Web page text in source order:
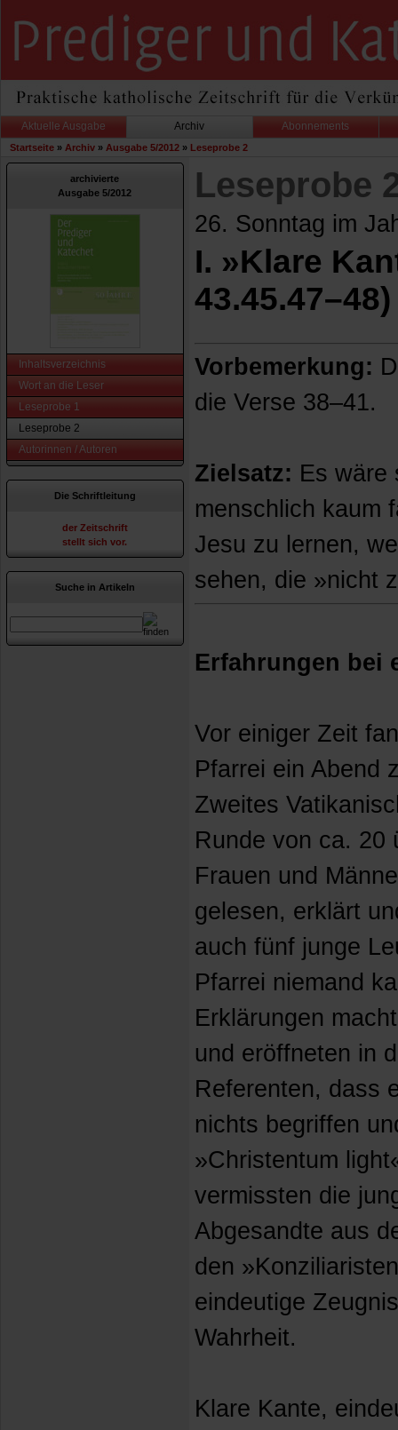
Aktuelle Ausgabe Archiv Abonnements
Startseite » Archiv » Ausgabe 5/2012 » Leseprobe 2
archivierte
Ausgabe 5/2012
Inhaltsverzeichnis
Wort an die Leser
Leseprobe 1
Leseprobe 2
Autorinnen / Autoren
Die Schriftleitung
der Zeitschrift
stellt sich vor.
Suche in Artikeln
Leseprobe
26. Sonntag im
I. »Klare
43.45.47–48)
Vorbemerkung:
die Verse 38–41.
Zielsatz: Es wäre
menschlich kaum
Jesu zu lernen,
sehen, die »nicht
Erfahrungen bei
Vor einiger Zeit
Pfarrei ein Abend
Zweites
Runde von ca. 20
Frauen und
gelesen, erklärt
auch fünf junge
Pfarrei niemand
Erklärungen
und eröffneten in
Referenten, dass
nichts begriffen
»Christentum
vermissten die
Abgesandte aus
den
eindeutige
Wahrheit.
Klare Kante,